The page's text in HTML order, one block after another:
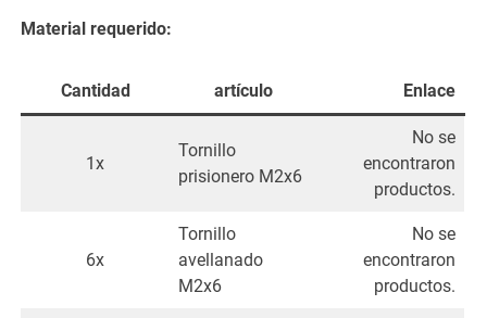
Material requerido:
Cantidad artículo Enlace
1x
Tornillo
prisionero M2x6
No se
encontraron
productos.
6x
Tornillo
avellanado
M2x6
No se
encontraron
productos.